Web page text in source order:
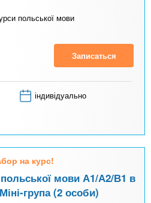
польської мови
Записаться
індивідуально
на курс!
мови А1/А2/В1 в
група (2 особи)